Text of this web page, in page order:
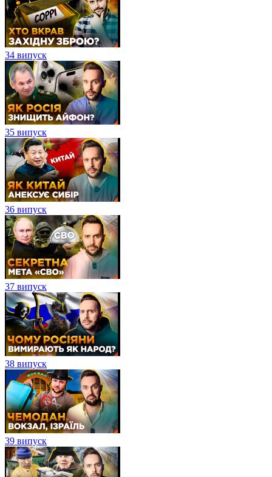
34 випуск
35 випуск
36 випуск
37 випуск
38 випуск
39 випуск